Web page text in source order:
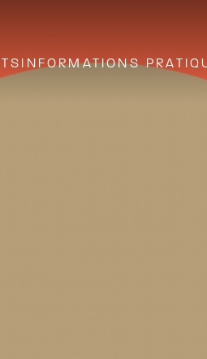
INFORMATIONS